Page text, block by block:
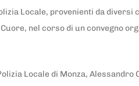
Locale, provenienti da
nel corso di un convegno
Locale di Monza,